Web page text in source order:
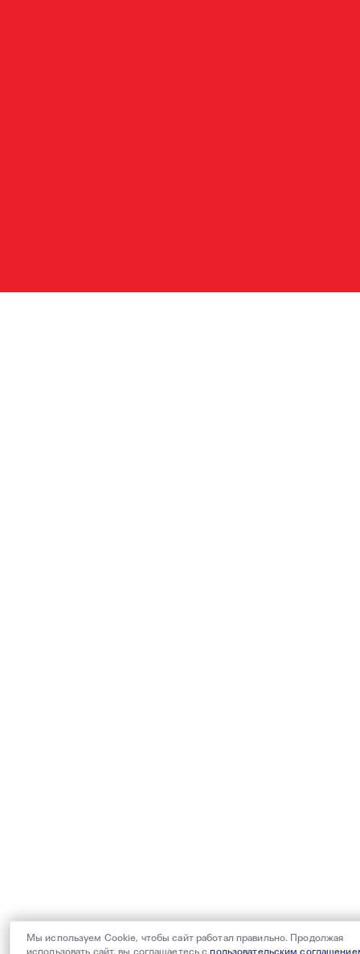
Мы используем Cookie, чтобы сайт работал правильно. Продолжая
использовать сайт, вы соглашаетесь спользовательским